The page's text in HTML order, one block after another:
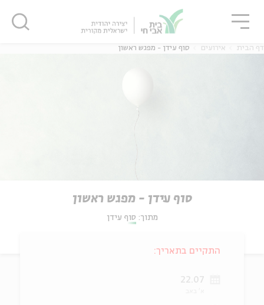
דף הבית אירועים סוף עידן - מפגש ראשון
סוף עידן - מפגש ראשון
מתוך: סוף עידן
התקיים בתאריך:
22.07
סגור